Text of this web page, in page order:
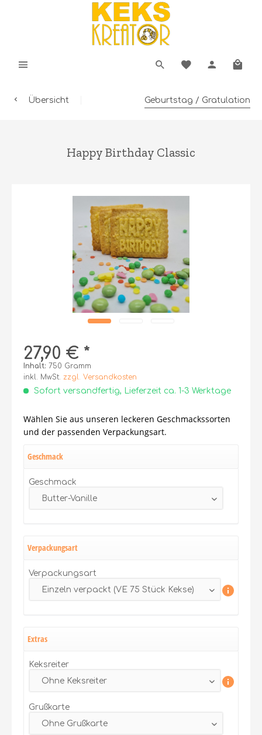
Übersicht Geburtstag / Gratulation
Happy Birthday Classic
27,90 € *
Inhalt: 750 Gramm
inkl. MwSt. zzgl. Versandkosten
Sofort versandfertig, Lieferzeit ca. 1-3 Werktage
Wählen Sie aus unseren leckeren Geschmackssorten
und der passenden Verpackungsart.
Geschmack
Geschmack
Verpackungsart
Verpackungsart
Extras
Keksreiter
Grußkarte